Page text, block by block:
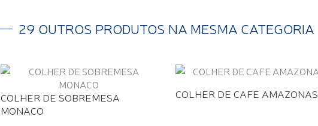
29 OUTROS PRODUTOS NA MESMA CATEGORIA
COLHER DE SOBREMESA
MONACO
COLHER DE CAFE AMAZONAS